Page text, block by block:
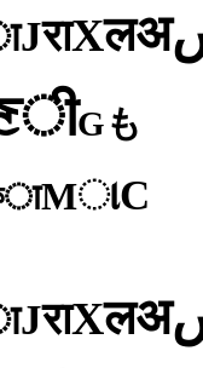
JराXलअ
ीGも
MાC
JराXलअ